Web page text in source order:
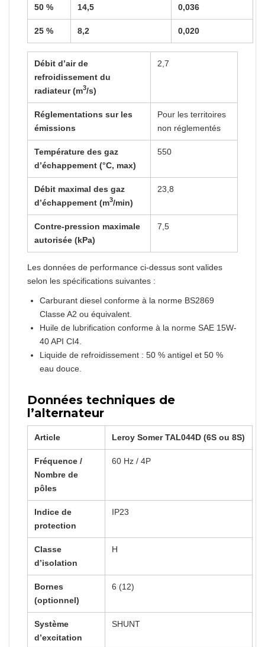
50 % 14,5 0,036
25 % 8,2 0,020
Débit d’air de
refroidissement du
radiateur (m3/s)
2,7
Réglementations sur les
émissions
Pour les territoires
non réglementés
Température des gaz
d’échappement (°C, max)
550
Débit maximal des gaz
d’échappement (m3/min)
23,8
Contre-pression maximale
autorisée (kPa)
7,5
Les données de performance ci-dessus sont valides
selon les spécifications suivantes :
Carburant diesel conforme à la norme BS2869
Classe A2 ou équivalent.
Huile de lubrification conforme à la norme SAE 15W-
40 API CI4.
Liquide de refroidissement : 50 % antigel et 50 %
eau douce.
Données techniques de
l’alternateur
Article Leroy Somer TAL044D (6S ou 8S)
Fréquence /
Nombre de
pôles
60 Hz / 4P
Indice de
protection
IP23
Classe
d’isolation
H
Bornes
(optionnel)
6 (12)
Système
d’excitation
SHUNT